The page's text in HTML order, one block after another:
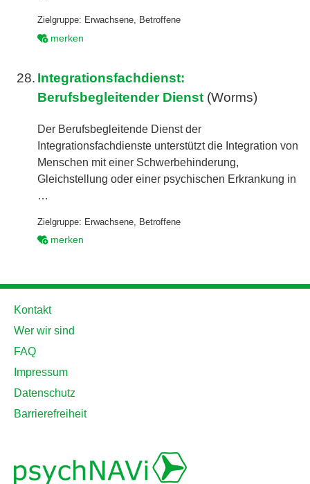
Zielgruppe: Erwachsene
Betroffene
merken
28. Integrationsfachdienst:
Berufsbegleitender Dienst (Worms)
Der Berufsbegleitende Dienst der
Integrationsfachdienste unterstützt die Integration von
Menschen mit einer Schwerbehinderung,
Gleichstellung oder einer psychischen Erkrankung in
…
Zielgruppe: Erwachsene Betroffene
merken
Kontakt
Wer wir sind
FAQ
Impressum
Datenschutz
Barrierefreiheit